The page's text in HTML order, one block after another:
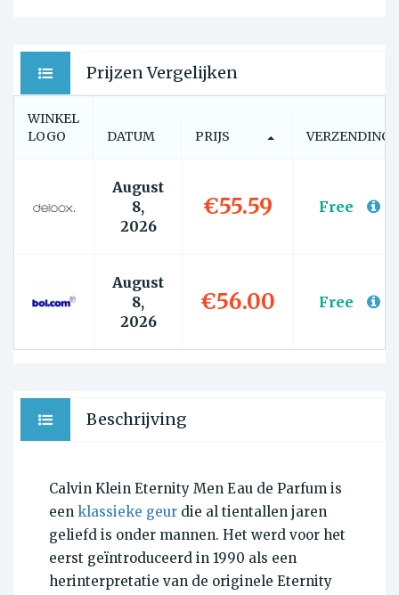
Prijzen Vergelijken
WINKEL
LOGO
DATUM PRIJS VERZENDING
August
8,
2026
€55.59 Free
August
8,
2026
€56.00 Free
Beschrijving
Calvin Klein Eternity Men Eau de Parfum is
een klassieke geur die al tientallen jaren
geliefd is onder mannen. Het werd voor het
eerst geïntroduceerd in 1990 als een
herinterpretatie van de originele Eternity